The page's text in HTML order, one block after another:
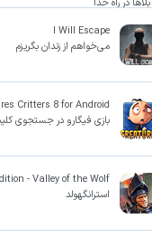
بلاها در راه خدا
I Will Escape
می‌خواهم از زندان بگریزم
Critters 8 for Android
بازی فیگارو در جستجوی کلید
- Valley of the Wolf
استرانگهولد